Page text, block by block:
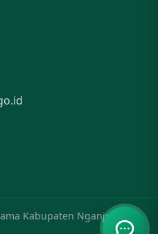
Kabupaten Nganjuk. Hak